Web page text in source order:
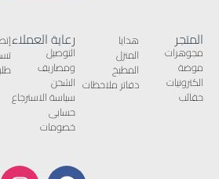
المتجر
مجوهرات
موضة
الكترونيات
حقائب
هدايا
المنزل
المطبخ
دفاتر ملاحظات
رعاية العملاء
التوصيل
ومصاريف
الشحن
سياسة الاسترجاع
حسابى
خصومات